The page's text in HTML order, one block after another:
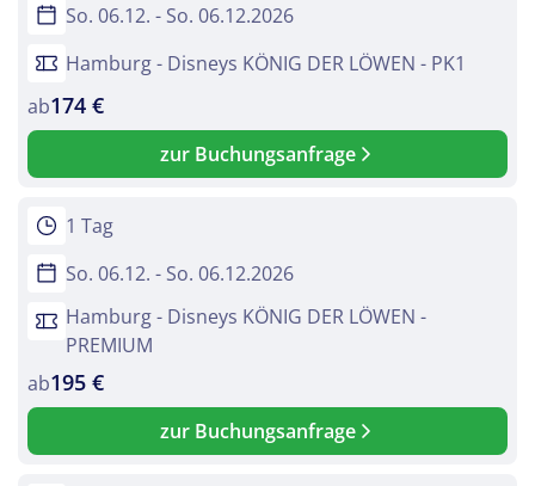
So. 06.12. - So. 06.12.2026
Hamburg - Disneys KÖNIG DER LÖWEN - PK1
ab174 €
zur Buchungsanfrage
1 Tag
So. 06.12. - So. 06.12.2026
Hamburg - Disneys KÖNIG DER LÖWEN -
PREMIUM
ab195 €
zur Buchungsanfrage